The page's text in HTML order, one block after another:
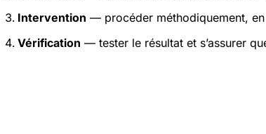
Intervention — procéder méthodiquement,
Vérification — tester le résultat et s’assurer